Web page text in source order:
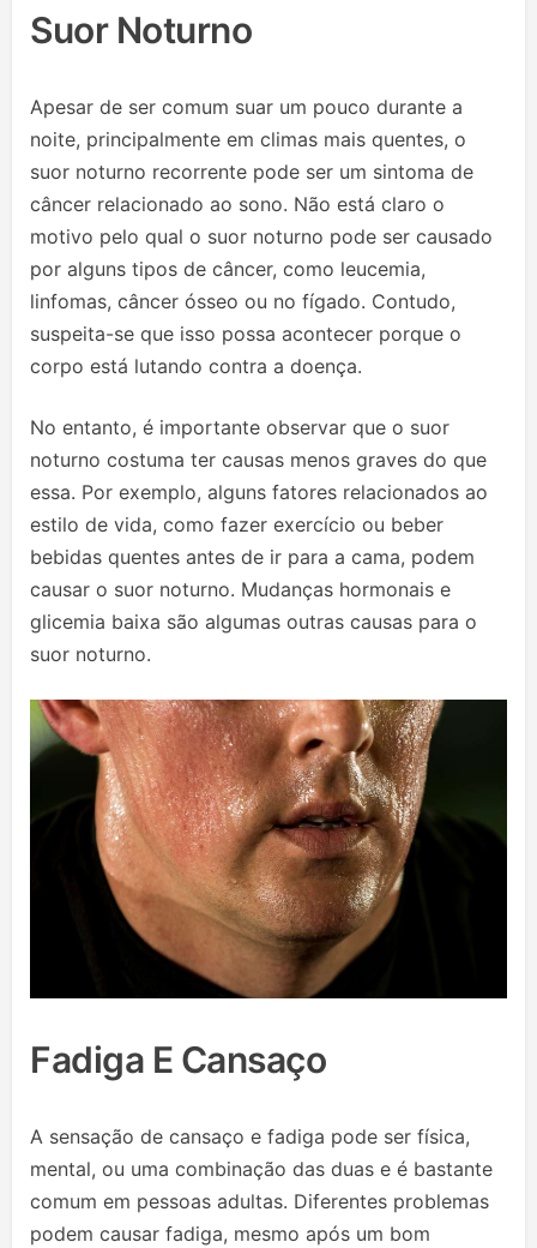
Suor Noturno
Apesar de ser comum suar um pouco durante a
noite, principalmente em climas mais quentes, o
suor noturno recorrente pode ser um sintoma de
câncer relacionado ao sono. Não está claro o
motivo pelo qual o suor noturno pode ser causado
por alguns tipos de câncer, como leucemia,
linfomas, câncer ósseo ou no fígado. Contudo,
suspeita-se que isso possa acontecer porque o
corpo está lutando contra a doença.
No entanto, é importante observar que o suor
noturno costuma ter causas menos graves do que
essa. Por exemplo, alguns fatores relacionados ao
estilo de vida, como fazer exercício ou beber
bebidas quentes antes de ir para a cama, podem
causar o suor noturno. Mudanças hormonais e
glicemia baixa são algumas outras causas para o
suor noturno.
Fadiga E Cansaço
A sensação de cansaço e fadiga pode ser física,
mental, ou uma combinação das duas e é bastante
comum em pessoas adultas. Diferentes problemas
podem causar fadiga, mesmo após um bom